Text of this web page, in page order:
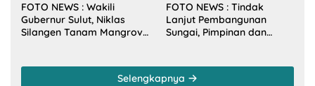
FOTO NEWS : Wakili
Gubernur Sulut, Niklas
Silangen Tanam Mangrove
FOTO NEWS : Tindak
Lanjut Pembangunan
Sungai, Pimpinan dan
Kementerian PU-RI
Selengkapnya